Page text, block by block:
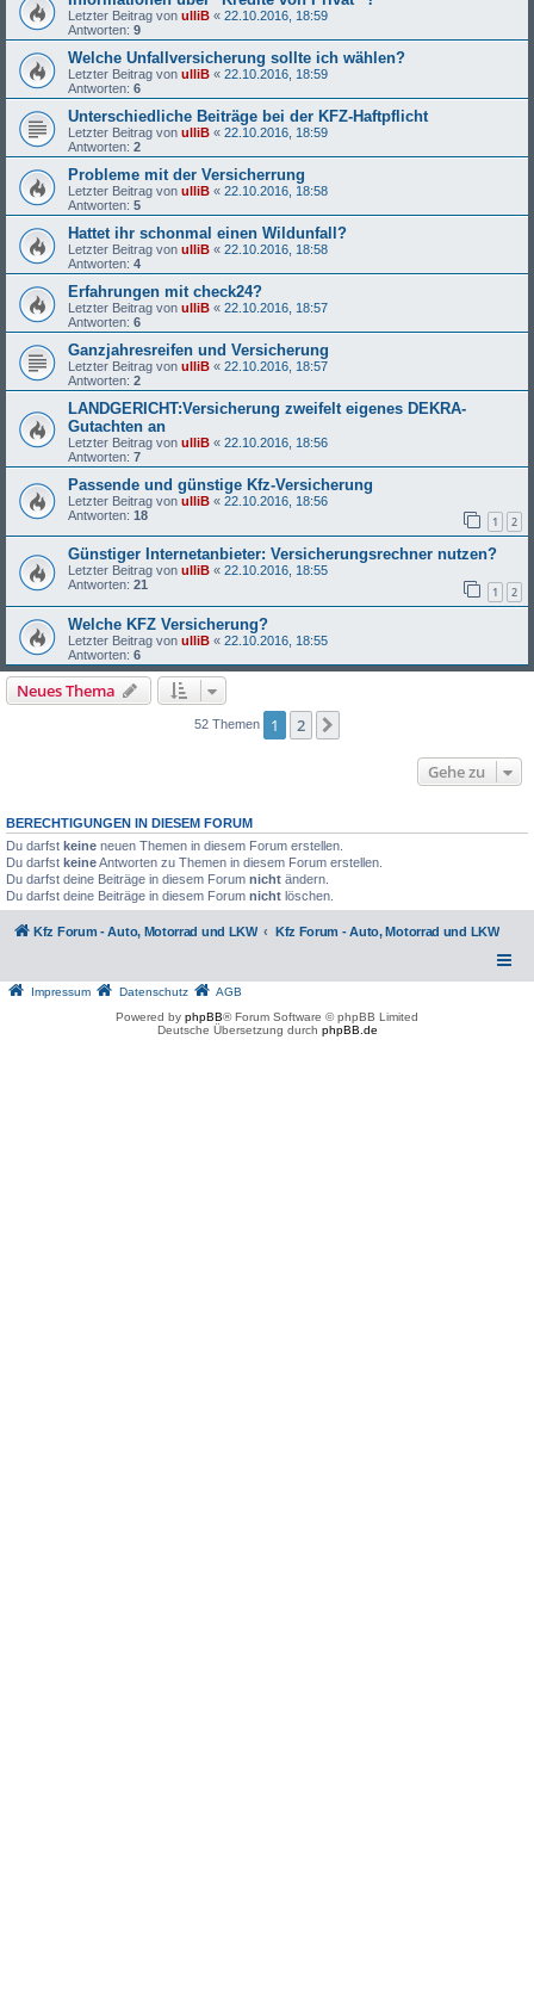
Letzter Beitrag von ulliB « 22.10.2016, 18:59
Antworten: 9
Welche Unfallversicherung sollte ich wählen?
Letzter Beitrag von ulliB « 22.10.2016, 18:59
Antworten: 6
Unterschiedliche Beiträge bei der KFZ-Haftpflicht
Letzter Beitrag von ulliB « 22.10.2016, 18:59
Antworten: 2
Probleme mit der Versicherrung
Letzter Beitrag von ulliB « 22.10.2016, 18:58
Antworten: 5
Hattet ihr schonmal einen Wildunfall?
Letzter Beitrag von ulliB « 22.10.2016, 18:58
Antworten: 4
Erfahrungen mit check24?
Letzter Beitrag von ulliB « 22.10.2016, 18:57
Antworten: 6
Ganzjahresreifen und Versicherung
Letzter Beitrag von ulliB « 22.10.2016, 18:57
Antworten: 2
LANDGERICHT:Versicherung zweifelt eigenes DEKRA-
Gutachten an
Letzter Beitrag von ulliB « 22.10.2016, 18:56
Antworten: 7
Passende und günstige Kfz-Versicherung
Letzter Beitrag von ulliB « 22.10.2016, 18:56
Antworten: 18 1 2
Günstiger Internetanbieter: Versicherungsrechner nutzen?
Letzter Beitrag von ulliB « 22.10.2016, 18:55
Antworten: 21 1 2
Welche KFZ Versicherung?
Letzter Beitrag von ulliB « 22.10.2016, 18:55
Antworten: 6
Neues Thema
52 Themen 1 2
Gehe zu
BERECHTIGUNGEN IN DIESEM FORUM
Du darfst keine neuen Themen in diesem Forum erstellen.
Du darfst keineAntworten zu Themen in diesem Forum erstellen.
Du darfst deine Beiträge in diesem Forum nicht ändern.
Du darfst deine Beiträge in diesem Forum nicht löschen.
Kfz Forum - Auto, Motorrad und LKW Kfz Forum - Auto, Motorrad und LKW
Impressum Datenschutz
AGB
Powered by phpBB® Forum Software © phpBB Limited
Deutsche Übersetzung durch phpBB.de